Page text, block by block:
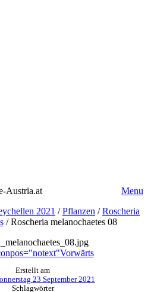
Austria.at
Menu
2021 /Pflanzen /Roscheria
/Roscheria melanochaetes 08
Vorwärts
Erstellt am
23 September 2021
Schlagwörter